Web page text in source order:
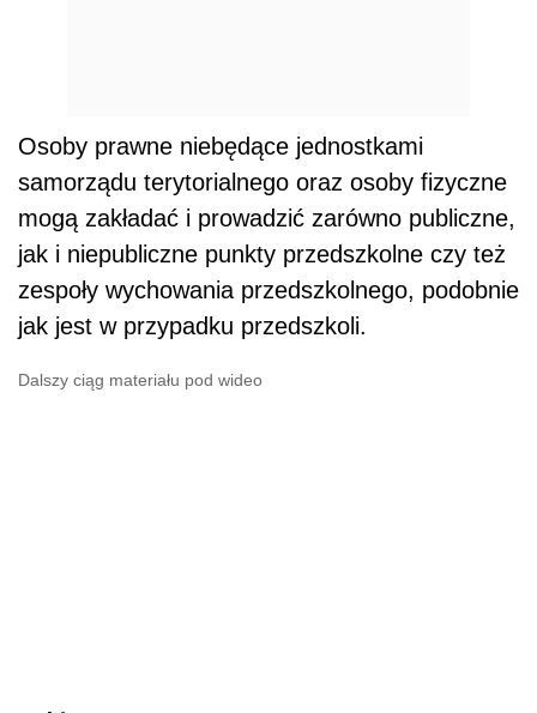
Osoby prawne niebędące jednostkami
samorządu terytorialnego oraz osoby fizyczne
mogą zakładać i prowadzić zarówno publiczne,
jak i niepubliczne punkty przedszkolne czy też
zespoły wychowania przedszkolnego, podobnie
jak jest w przypadku przedszkoli.
Dalszy ciąg materiału pod wideo